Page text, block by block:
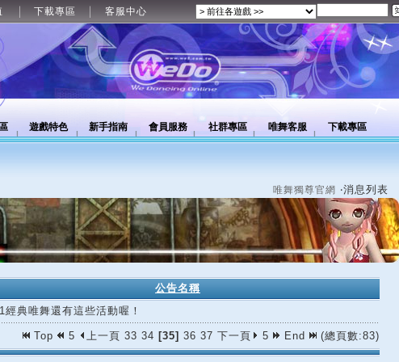
下載專區 客服中心
遊戲特色 新手指南 會員服務 社群專區 唯舞客服 下載專區
唯舞獨尊官網 ‧消息列表
公告名稱
經典唯舞還有這些活動喔！
Top 5 上一頁 33 34 [35] 36 37 下一頁 5 End (總頁數:83)